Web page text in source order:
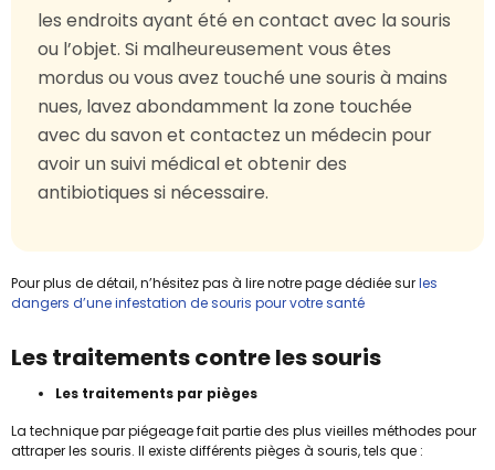
les endroits ayant été en contact avec la souris
ou l’objet. Si malheureusement vous êtes
mordus ou vous avez touché une souris à mains
nues, lavez abondamment la zone touchée
avec du savon et contactez un médecin pour
avoir un suivi médical et obtenir des
antibiotiques si nécessaire.
Pour plus de détail, n’hésitez pas à lire notre page dédiée surles
dangers d’une infestation de souris pour votre santé
Les traitements contre les souris
Les traitements par pièges
La technique par piégeage fait partie des plus vieilles méthodes pour
attraper les souris. Il existe différents pièges à souris, tels que :